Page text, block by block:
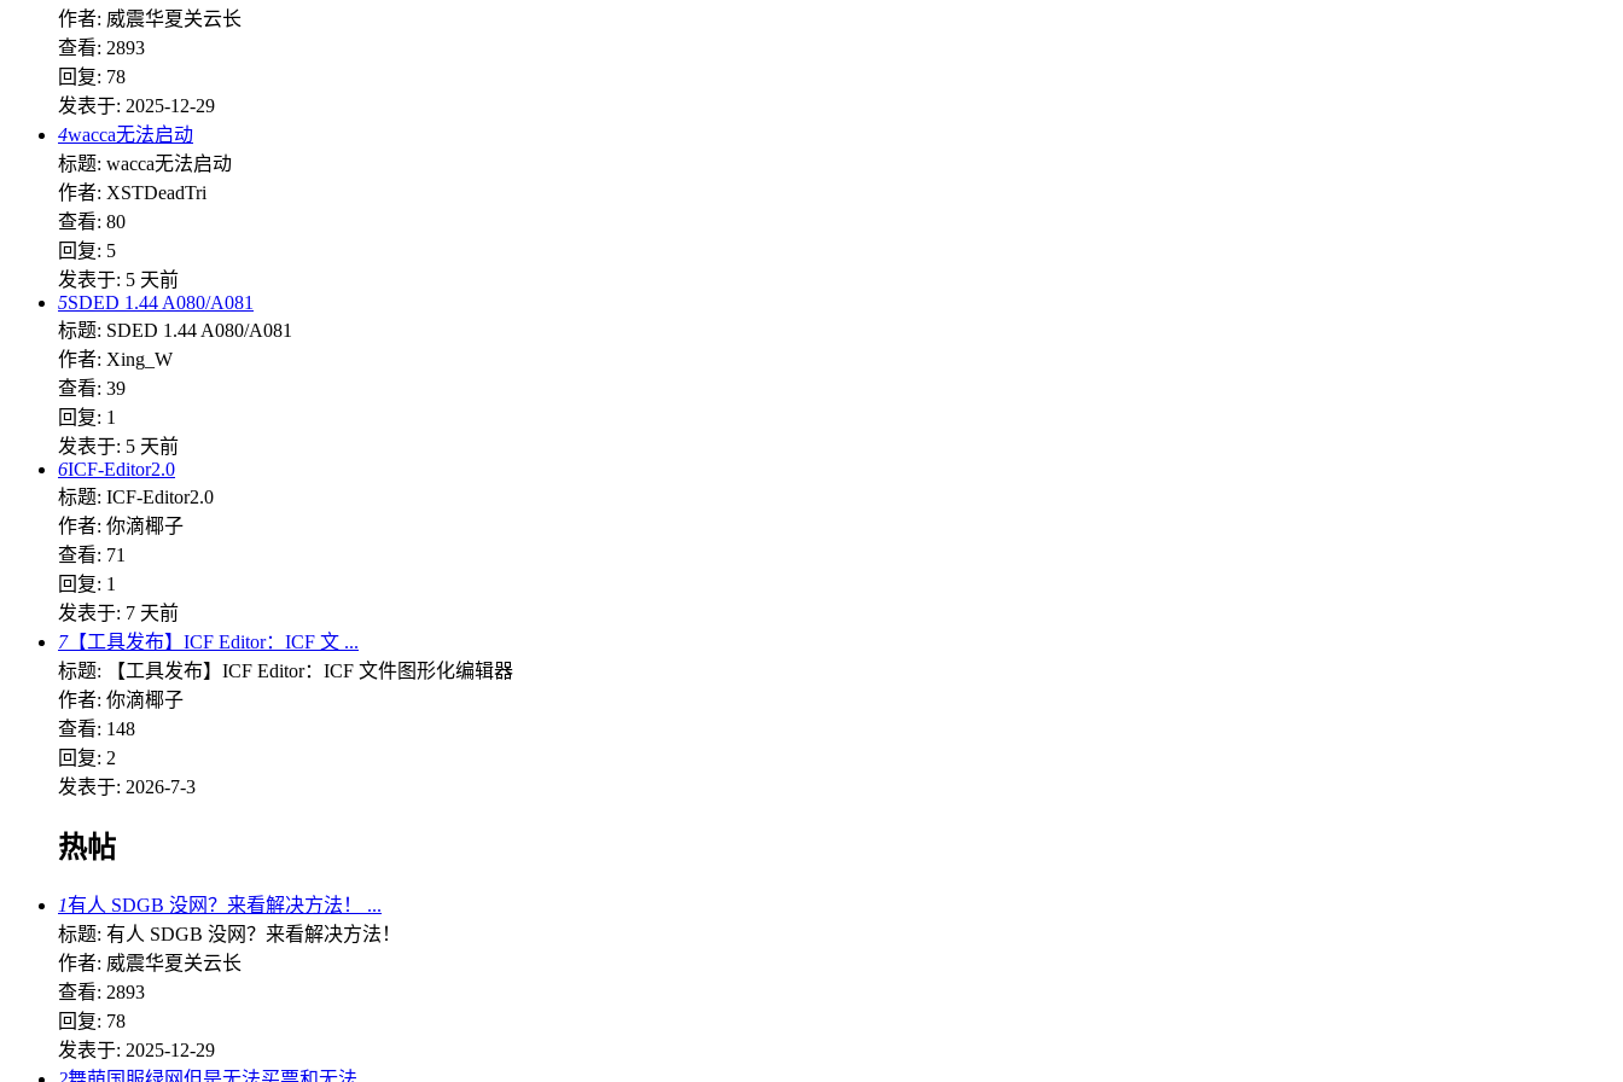
作者: 威震华夏关云长
查看: 2893
回复: 78
发表于: 2025-12-29
4wacca无法启动
标题: wacca无法启动
作者: XSTDeadTri
查看: 80
回复: 5
发表于: 5 天前
5SDED 1.44 A080/A081
标题: SDED 1.44 A080/A081
作者: Xing_W
查看: 39
回复: 1
发表于: 5 天前
6ICF-Editor2.0
标题: ICF-Editor2.0
作者: 你滴椰子
查看: 71
回复: 1
发表于: 7 天前
7【工具发布】ICF Editor：ICF 文 ...
标题: 【工具发布】ICF Editor：ICF 文件图形化编辑器
作者: 你滴椰子
查看: 148
回复: 2
发表于: 2026-7-3
热帖
1有人 SDGB 没网？来看解决方法！ ...
标题: 有人 SDGB 没网？来看解决方法！
作者: 威震华夏关云长
查看: 2893
回复: 78
发表于: 2025-12-29